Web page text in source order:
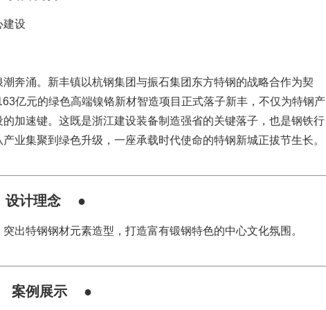
建设
奔涌。新丰镇以杭钢集团与振石集团东方特钢的战略合作为契
亿元的绿色高端镍铬新材智造项目正式落子新丰，不仅为特钢产
加速键。这既是浙江建设装备制造强省的关键落子，也是钢铁行
业集聚到绿色升级，一座承载时代使命的特钢新城正拔节生长。
计理念 ●
出特钢钢材元素造型，打造富有锻钢特色的中心文化氛围。
案例展示 ●